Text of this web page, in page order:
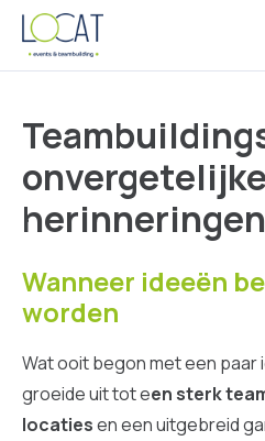
Naar inhoud
onvergetelijke
herinneringen
Wanneer ideeën
worden
Wat ooit begon met een paar
groeide uit tot een sterk
locatiesen een uitgebreid